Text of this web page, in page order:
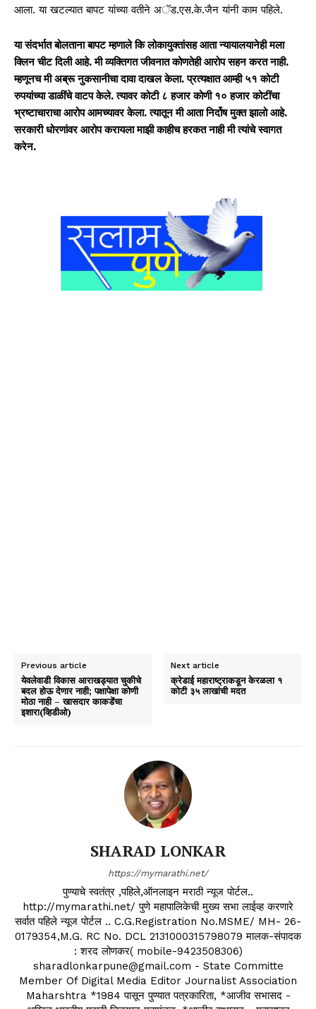
आला. या खटल्यात बापट यांच्या वतीने अॅड.एस.के.जैन यांनी काम पहिले.
या संदर्भात बोलताना बापट म्हणाले कि लोकायुक्तांसह आता न्यायालयानेही मला
क्लिन चीट दिली आहे. मी व्यक्तिगत जीवनात कोणतेही आरोप सहन करत नाही.
म्हणूनच मी अब्रू नुकसानीचा दावा दाखल केला. प्रत्यक्षात आम्ही ५१ कोटी
रुपयांच्या डाळींचे वाटप केले. त्यावर कोटी ८ हजार कोणी १० हजार कोटींचा
भ्रष्टाचाराचा आरोप आमच्यावर केला. त्यातून मी आता निर्दोष मुक्त झालो आहे.
सरकारी धोरणांवर आरोप करायला माझी काहीच हरकत नाही मी त्यांचे स्वागत
करेन.
Previous article
येवलेवाडी विकास आराखड्यात चुकीचे
बदल होऊ देणार नाही; पक्षापेक्षा कोणी
मोठा नाही – खासदार काकडेंचा
इशारा(व्हिडीओ)
Next article
क्रेडाई महाराष्ट्राकडून केरळला १
कोटी ३५ लाखांची मदत
SHARAD LONKAR
https://mymarathi.net/
पुण्याचे स्वतंत्र ,पहिले,ऑनलाइन मराठी न्यूज पोर्टल..
http://mymarathi.net/ पुणे महापालिकेची मुख्य सभा लाईव्ह करणारे
सर्वात पहिले न्यूज पोर्टल .. C.G.Registration No.MSME/ MH- 26-
0179354,M.G. RC No. DCL 2131000315798079 मालक-संपादक
: शरद लोणकर( mobile-9423508306)
sharadlonkarpune@gmail.com - State Committe
Member Of Digital Media Editor Journalist Association
Maharshtra *1984 पासून पुण्यात पत्रकारिता, *आजीव सभासद -